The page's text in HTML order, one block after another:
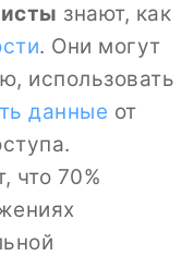
знают, как
. Они могут
использовать
данные от
что 70%